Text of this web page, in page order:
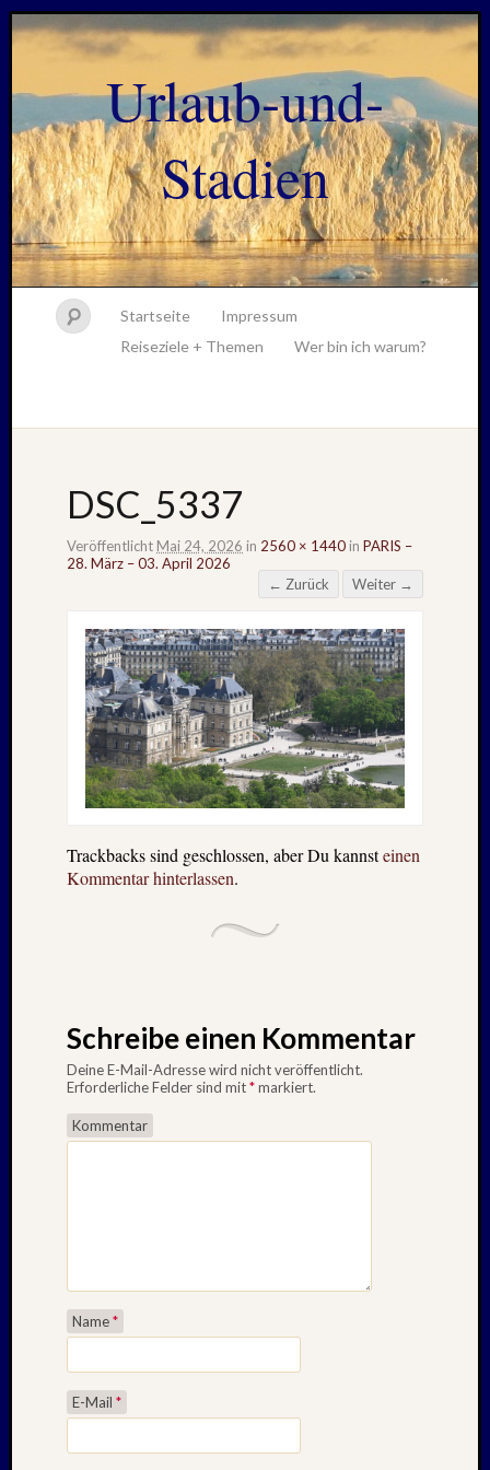
Urlaub-und-
Stadien
Startseite
Impressum
Reiseziele + Themen
Wer bin ich warum?
DSC_5337
Veröffentlicht Mai 24, 2026 in 2560 × 1440 in PARIS –
28. März – 03. April 2026
← Zurück
Weiter →
Trackbacks sind geschlossen, aber Du kannsteinen
Kommentar hinterlassen.
Schreibe einen Kommentar
Deine E-Mail-Adresse wird nicht veröffentlicht.
Erforderliche Felder sind mit*markiert.
Kommentar
Name*
E-Mail *